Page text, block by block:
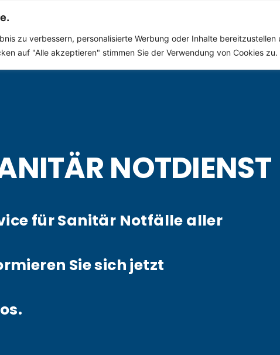
zu verbessern, personalisierte Werbung oder Inhalte bereitzustellen
auf "Alle akzeptieren" stimmen Sie der Verwendung von Cookies zu.
(Klempner) für
NOTDIENST
für Sanitär Notfälle aller
Sie sich jetzt